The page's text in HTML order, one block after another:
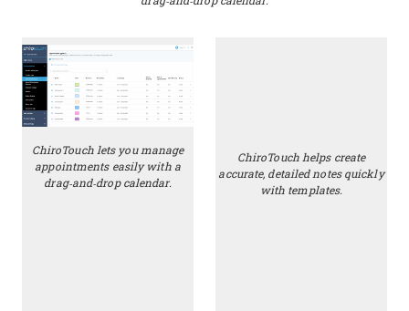
ChiroTouch lets you manage
appointments easily with a
drag‑and‑drop calendar.
ChiroTouch helps create
accurate, detailed notes quickly
with templates.